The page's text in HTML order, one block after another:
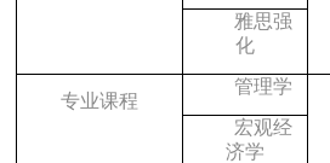
雅思强
化
专业课程
管理学
宏观经
济学